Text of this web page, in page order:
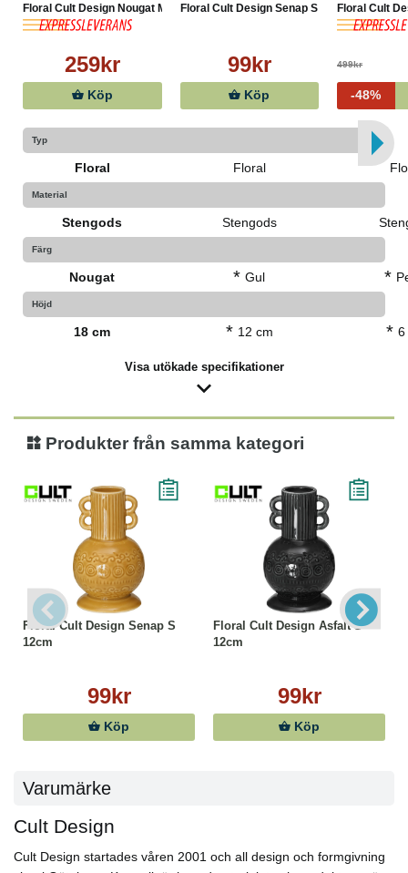
Floral Cult Design Nougat M...
259kr
Köp
Floral Cult Design Senap S ...
99kr
Köp
Floral Cult
499kr
-48%
Typ
Floral Floral
Material
Stengods Stengods
Färg
Nougat * Gul *
Höjd
18 cm * 12 cm * 6
Visa utökade specifikationer
Produkter från samma kategori
Floral Cult Design Senap S
12cm
99kr
Köp
Floral Cult Design Asfalt S
12cm
99kr
Köp
Varumärke
Cult Design
Cult Design startades våren 2001 och all design och formgivning